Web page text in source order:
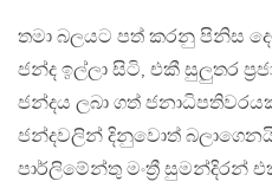
තමා බලයට පත් කරනු පිනිස
ජන්ද ඉල්ලා සිටි, එකී සුලුතර
ජන්දය ලබා ගත්
ජන්දවලින් දිනුවොත්
පාර්ලිමේන්තු මංත්‍රී සුමන්දිරන්